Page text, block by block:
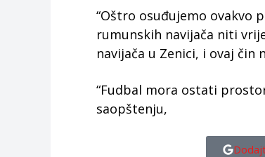
“Oštro osuđujemo ovakvo
rumunskih navijača niti
navijača u Zenici, i ovaj čin
“Fudbal mora ostati
saopštenju,